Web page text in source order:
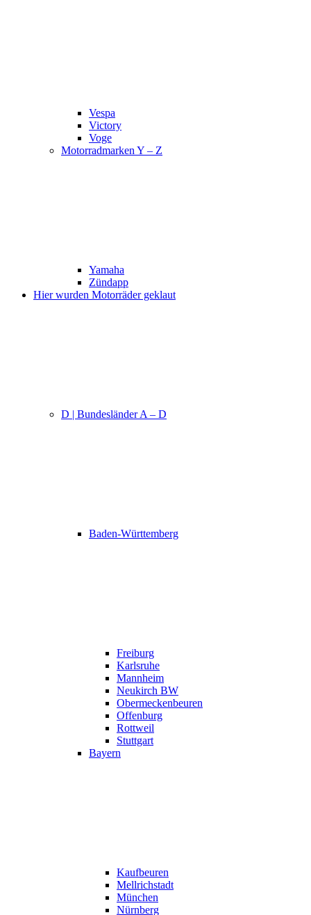
Vespa
Victory
Voge
Motorradmarken Y – Z
Yamaha
Zündapp
Hier wurden Motorräder geklaut
D | Bundesländer A – D
Baden-Württemberg
Freiburg
Karlsruhe
Mannheim
Neukirch BW
Obermeckenbeuren
Offenburg
Rottweil
Stuttgart
Bayern
Kaufbeuren
Mellrichstadt
München
Nürnberg